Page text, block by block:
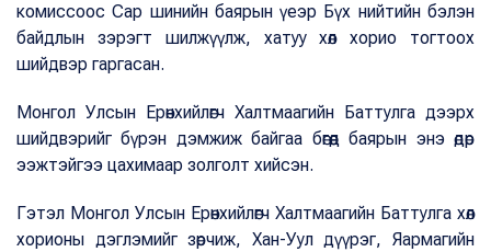
комиссоос Сар шинийн баярын үеэр Бүх нийтийн бэлэн
байдлын зэрэгт шилжүүлж, хатуу хөл хорио тогтоох
шийдвэр гаргасан.
Монгол Улсын Ерөнхийлөгч Халтмаагийн Баттулга дээрх
шийдвэрийг бүрэн дэмжиж байгаа бөгөөд баярын энэ өдөр
ээжтэйгээ цахимаар золголт хийсэн.
Гэтэл Монгол Улсын Ерөнхийлөгч Халтмаагийн Баттулга хөл
хорионы дэглэмийг зөрчиж, Хан-Уул дүүрэг, Яармагийн